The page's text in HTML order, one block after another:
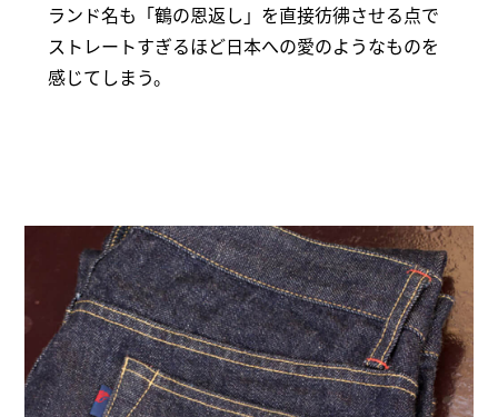
ランド名も「鶴の恩返し」を直接彷彿させる点で
ストレートすぎるほど日本への愛のようなものを
感じてしまう。